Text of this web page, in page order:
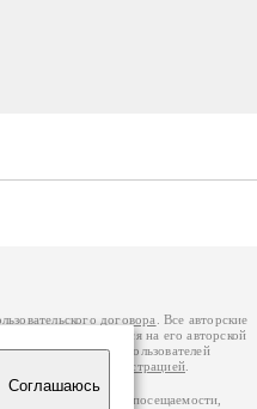
Соглашаюсь
договора
. Все авторские
вы можете обратиться на его авторской
Федерации. Данные пользователей
связаться с администрацией
данным счетчика посещаемости,